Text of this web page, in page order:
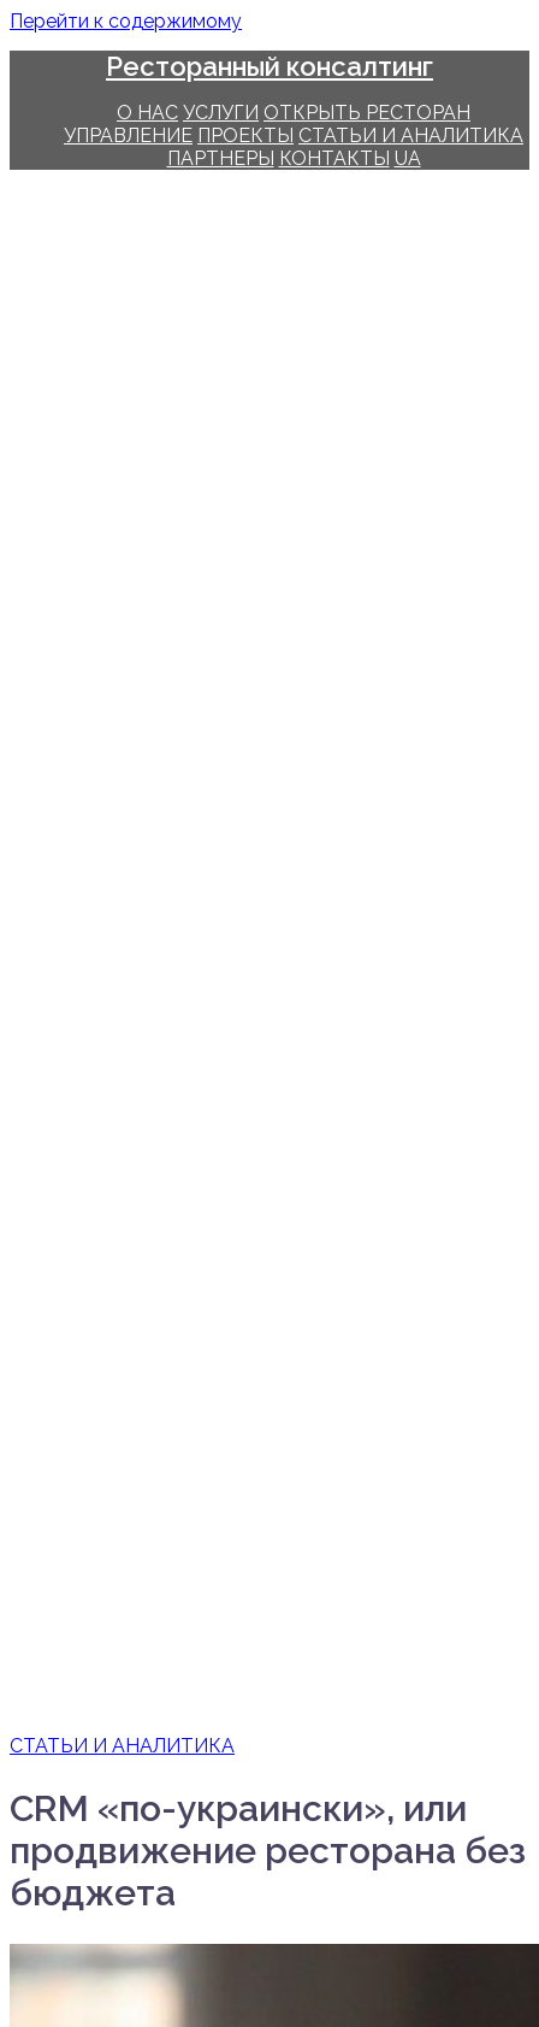
Перейти к содержимому
Ресторанный консалтинг
О НАС УСЛУГИ ОТКРЫТЬ РЕСТОРАН
УПРАВЛЕНИЕ ПРОЕКТЫ СТАТЬИ И АНАЛИТИКА
ПАРТНЕРЫ КОНТАКТЫ UA
СТАТЬИ И АНАЛИТИКА
CRM «по-украински», или
продвижение ресторана без
бюджета